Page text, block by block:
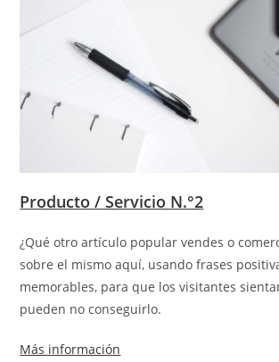
Producto / Servicio N.°2
¿Qué otro artículo popular vendes o
sobre el mismo aquí, usando frases
memorables, para que los visitantes
pueden no conseguirlo.
Más información